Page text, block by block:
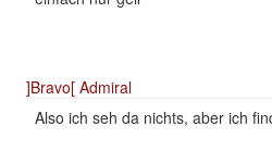
]Bravo[ Admiral
Also ich seh da nichts, aber ich